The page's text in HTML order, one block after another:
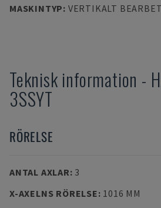
MASKINTYP: VERTIKALT
Teknisk information -
3SSYT
RÖRELSE
ANTAL AXLAR: 3
X-AXELNS RÖRELSE: 1016 MM